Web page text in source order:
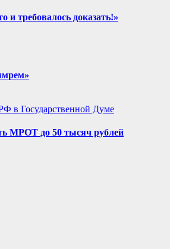
требовалось доказать!»
в Государственной Думе
МРОТ до 50 тысяч рублей